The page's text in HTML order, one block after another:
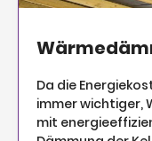
Da die
immer wichtiger,
mit